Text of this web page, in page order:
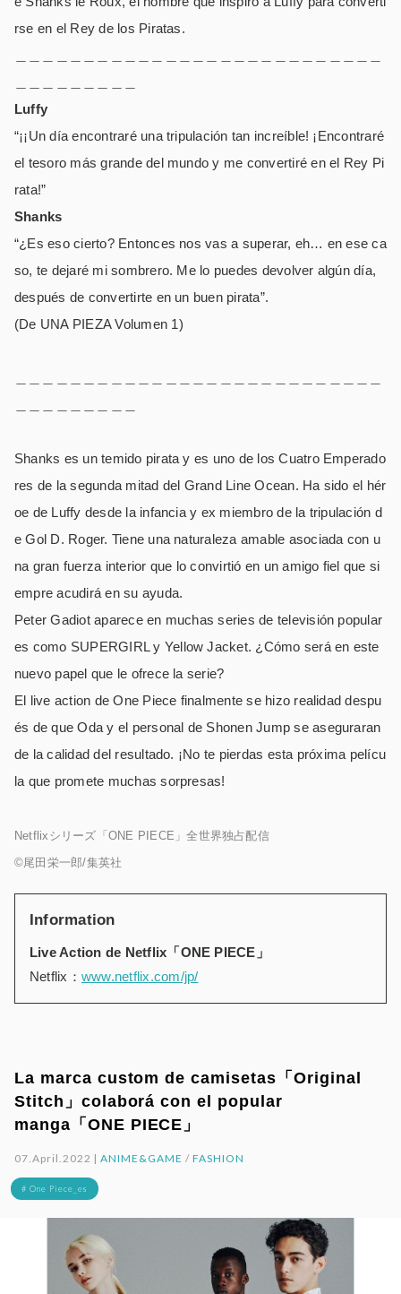
rse en el Rey de los Piratas.
Luffy
“¡¡Un día encontraré una tripulación tan increíble! ¡Encontraré
el tesoro más grande del mundo y me convertiré en el Rey Pi
rata!”
Shanks
“¿Es eso cierto? Entonces nos vas a superar, eh… en ese ca
so, te dejaré mi sombrero. Me lo puedes devolver algún día,
después de convertirte en un buen pirata”.
(De UNA PIEZA Volumen 1)
Shanks es un temido pirata y es uno de los Cuatro Emperado
res de la segunda mitad del Grand Line Ocean. Ha sido el hér
oe de Luffy desde la infancia y ex miembro de la tripulación d
e Gol D. Roger. Tiene una naturaleza amable asociada con u
na gran fuerza interior que lo convirtió en un amigo fiel que si
empre acudirá en su ayuda.
Peter Gadiot aparece en muchas series de televisión popular
es como SUPERGIRL y Yellow Jacket. ¿Cómo será en este
nuevo papel que le ofrece la serie?
El live action de One Piece finalmente se hizo realidad despu
és de que Oda y el personal de Shonen Jump se aseguraran
de la calidad del resultado. ¡No te pierdas esta próxima pelícu
la que promete muchas sorpresas!
Netflixシリーズ「ONE PIECE」全世界独占配信
©尾田栄一郎/集英社
Information
Live Action de Netflix「ONE PIECE」
Netflix： www.netflix.com/jp/
La marca custom de camisetas「Original
Stitch」colaborá con el popular
manga「ONE PIECE」
07.April.2022 |ANIME&GAME / FASHION
# One Piece_es